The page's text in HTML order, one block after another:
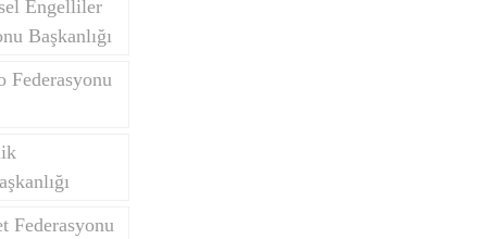
Engelliler
Başkanlığı
Federasyonu
Federasyonu